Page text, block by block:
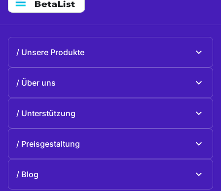
Unsere Produkte
Über uns
Geschichte
Unterstützung
Kontakte
Preisgestaltung
Blog